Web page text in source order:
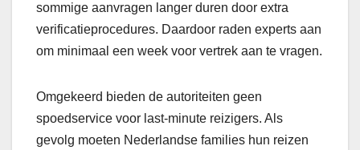
sommige aanvragen langer duren door extra
verificatieprocedures. Daardoor raden experts aan
om minimaal een week voor vertrek aan te vragen.
Omgekeerd bieden de autoriteiten geen
spoedservice voor last-minute reizigers. Als
gevolg moeten Nederlandse families hun reizen